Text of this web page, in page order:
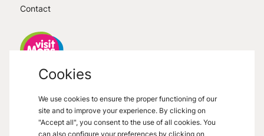
Contact
Grand Place 27, 7000 Mons
Cookies
We use cookies to ensure the proper functioning of our
site and to improve your experience. By clicking on
"Accept all", you consent to the use of all cookies. You
can also configure your preferences by clicking on